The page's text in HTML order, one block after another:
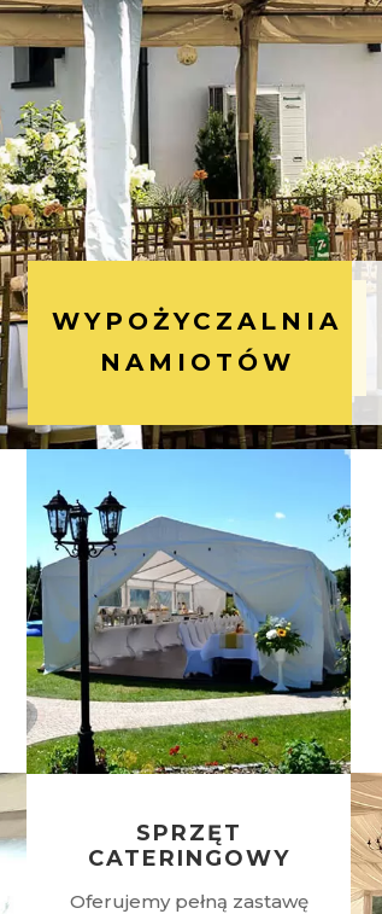
WYPOŻYCZALNIA
NAMIOTÓW
SPRZĘT
CATERINGOWY
Oferujemy pełną zastawę